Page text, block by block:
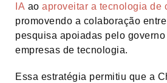
IA ao aproveitar a tecnologia de
promovendo a colaboração
pesquisa apoiadas pelo
empresas de tecnologia.
Essa estratégia permitiu que a